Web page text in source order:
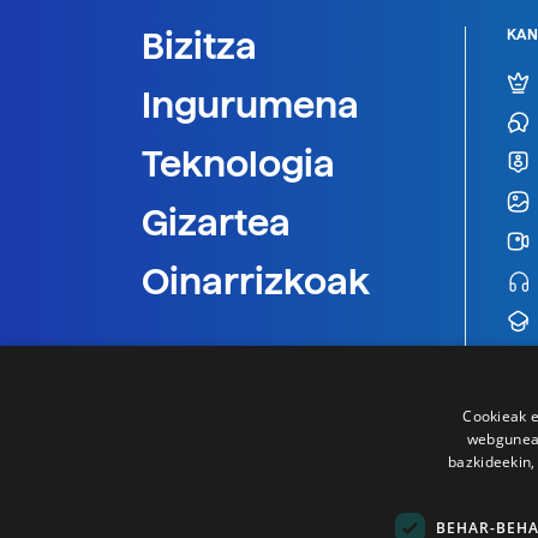
Bizitza
Ingurumena
Teknologia
Gizartea
Oinarrizkoak
Cookieak
BEHAR-